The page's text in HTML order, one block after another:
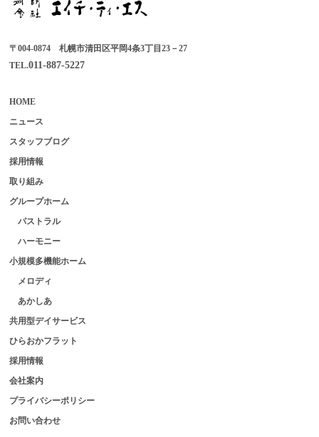
〒004-0874 札幌市清田区平岡4条3丁目23－27
TEL.011-887-5227
HOME
ニュース
スタッフブログ
採用情報
取り組み
グループホーム
パストラル
ハーモニー
小規模多機能ホーム
メロディ
あかしあ
共用型デイサービス
ひらおかフラット
採用情報
会社案内
プライバシーポリシー
お問い合わせ